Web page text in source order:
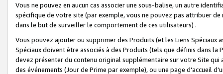
Vous ne pouvez en aucun cas associer une sous-balise, un autre
spécifique de votre site (par exemple, vous ne pouvez pas attribuer
dans le but de surveiller le comportement de ces utilisateurs) .
Vous pouvez ajouter ou supprimer des Produits (et les Liens
Spéciaux doivent être associés à des Produits (tels que définis dans
devez présenter du contenu original supplémentaire sur votre Site qui
des événements (Jour de Prime par exemple), ou une page d'accueil